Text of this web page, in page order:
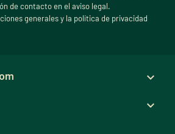
de contacto en el aviso legal.
generales y la política de privacidad

